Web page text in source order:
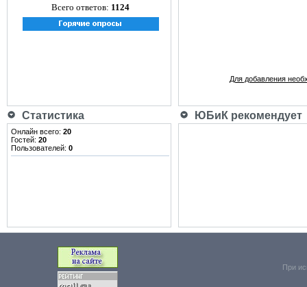
Всего ответов: 1124
Для добавления
Статистика ЮБиК рекомендует
Онлайн всего: 20
Гостей: 20
Пользователей: 0
При